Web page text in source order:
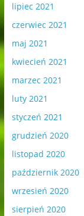
lipiec 2021
czerwiec 2021
maj 2021
kwiecień 2021
marzec 2021
luty 2021
styczeń 2021
grudzień 2020
listopad 2020
październik 2020
wrzesień 2020
sierpień 2020